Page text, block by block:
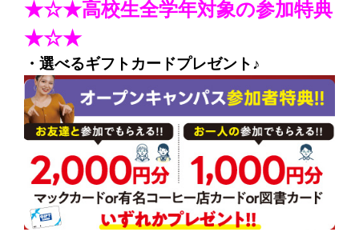
★☆★高校生全学年対象の参加特典
★☆★
・選べるギフトカードプレゼント♪